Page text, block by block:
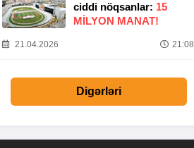
ciddi nöqsanlar: 15
MILYON MANAT!
21.04.2026 21:08
Digərləri